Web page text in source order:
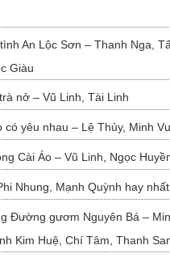
An Lộc Sơn – Thanh Nga,
Giàu
nở – Vũ Linh, Tài Linh
có yêu nhau – Lệ Thủy, Minh
Cài Áo – Vũ Linh, Ngọc
Nhung, Mạnh Quỳnh hay nhất
Đường gươm Nguyên Bá –
Kim Huệ, Chí Tâm, Thanh